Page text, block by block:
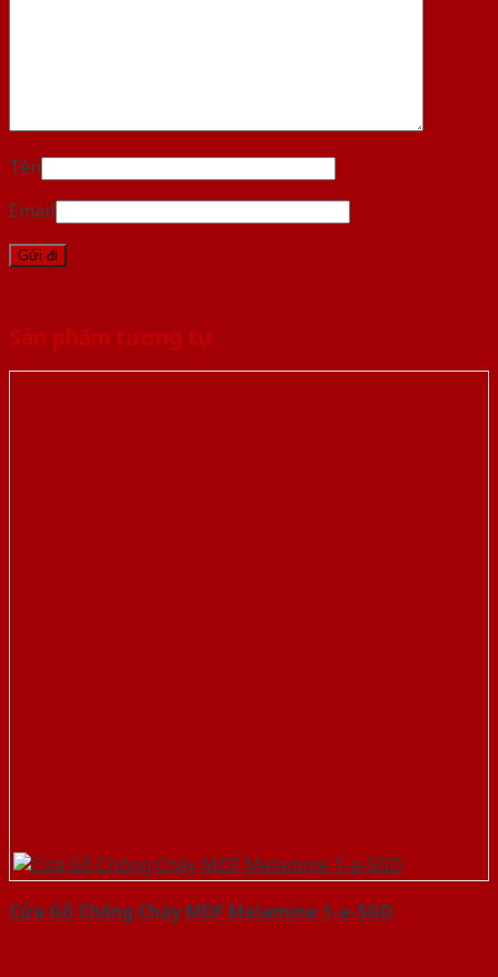
Tên
Email
Sản phẩm tương tự
Cửa Gỗ Chống Cháy MDF Melamine 1-a-SGD